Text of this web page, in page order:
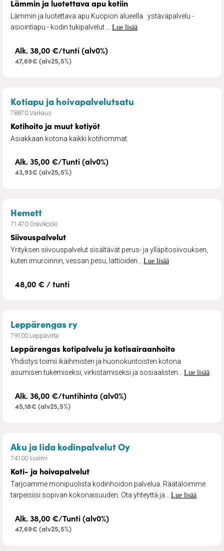
Lämmin ja luotettava apu kotiin
Lämmin ja luotettava apu Kuopion alueella. ystäväpalvelu -
asiointiapu - kodin tukipalvelut ... Lue lisää
Alk. 38,00 €/tunti (alv0%)
47,69€ (alv25,5%)
Kotiapu ja hoivapalvelutsatu
78870 Varkaus
Kotihoito ja muut kotiyöt
Asiakkaan kotona kaikki kotihommat
Alk. 35,00 €/Tunti (alv0%)
43,93€ (alv25,5%)
Hemett– Siivouspalvelut
71470 Oravikoski
Siivouspalvelut
Yrityksen siivouspalvelut sisältävät perus- ja ylläpitosiivouksen,
kuten imuroinnin, vessan pesu, lattioiden... Lue lisää
48,00 € / tunti
Leppärengas ry– Leppärengas kotipalvelu ja
79100 Leppävirta
Leppärengas kotipalvelu ja kotisairaanhoito
Yhdistys toimii ikäihmisten ja huonokuntoisten kotona
asumisen tukemiseksi, virkistämiseksi ja sosiaalisten... Lue lisää
Alk. 36,00 €/tuntihinta (alv0%)
45,18€ (alv25,5%)
Aku ja Iida kodinpalvelut Oy– Koti- ja
74100 Iisalmi
Koti- ja hoivapalvelut
Tarjoamme monipuolista kodinhoidon palvelua. Räätälöimme
tarpeisiisi sopivan kokonaisuuden. Ota yhteyttä ja... Lue lisää
Alk. 38,00 €/Tunti (alv0%)
47,69€ (alv25,5%)